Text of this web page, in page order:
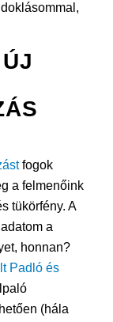
fogok
a felmenőink
tükörfény. A
a
honnan?
Padló és
(hála